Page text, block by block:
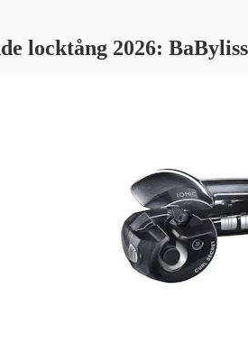
locktång 2026: